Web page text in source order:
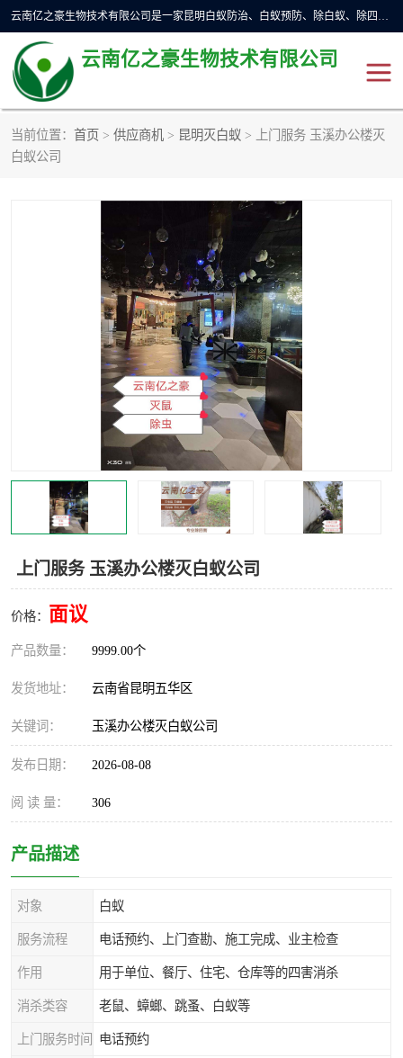
云南亿之豪生物技术有限公司是一家昆明白蚁防治、白蚁预防、除白蚁、除四害、灭蟑螂、消毒等业务的公司，公司致力于诚信经营、科技良好、讲究信誉、造福社会的理念，坚持走技术化、服务统一化,竭诚以优良的施工质量、主动的跟进服务、的管理经验，以诚信取于社会，立足于社会。
云南亿之豪生物技术有限公司
当前位置： 首页 > 供应商机 > 昆明灭白蚁 > 上门服务 玉溪办公楼灭
白蚁公司
上门服务 玉溪办公楼灭白蚁公司
价格： 面议
产品数量： 9999.00个
发货地址： 云南省昆明五华区
关键词： 玉溪办公楼灭白蚁公司
发布日期： 2026-08-08
阅 读 量： 306
产品描述
对象 白蚁
服务流程 电话预约、上门查勘、施工完成、业主检查
作用 用于单位、餐厅、住宅、仓库等的四害消杀
消杀类容 老鼠、蟑螂、跳蚤、白蚁等
上门服务时间 电话预约
昆明灭鼠
昆明杀虫
昆明消杀公司
昆明消毒公司 昆明灭红火蚁公司
昆明驱蛇公司 昆明除虫除蚁